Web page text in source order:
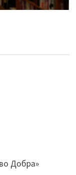
Добра»